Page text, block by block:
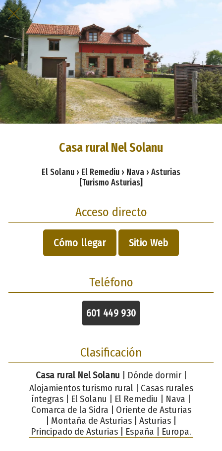
Casa rural Nel Solanu
El Solanu › El Remediu › Nava › Asturias
[Turismo Asturias]
Acceso directo
Cómo llegar Sitio Web
Teléfono
601 449 930
Clasificación
Casa rural Nel Solanu | Dónde dormir |
Alojamientos turismo rural | Casas rurales
íntegras | El Solanu | El Remediu | Nava |
Comarca de la Sidra | Oriente de Asturias
| Montaña de Asturias | Asturias |
Principado de Asturias | España | Europa.